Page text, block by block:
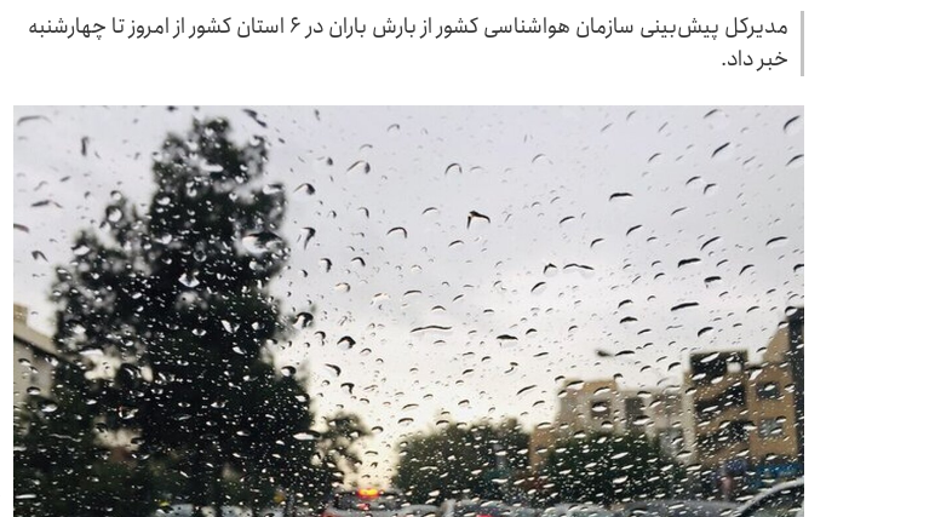
مدیرکل پیش‌بینی سازمان هواشناسی کشور از بارش باران در ۶ استان کشور از امروز تا چهارشنبه
خبر داد.